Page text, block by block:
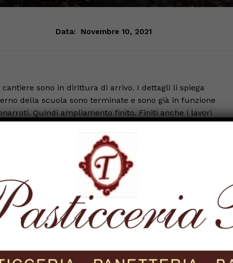
Data: Novembre 10, 2021
cantiere sono in dirittura di arrivo. I dettagli li spiega
della scuola sono terminate e sono già in funzione
Quindi ampliamento finito. Finiti anche i lavori
lungo le mura.
i 2 milioni di euro – conclude Marzi – C’è grande
soprattutto alle esigenze del mondo scolastico. A
Buonarroti: viene ristrutturata e messa a norma
anni”.